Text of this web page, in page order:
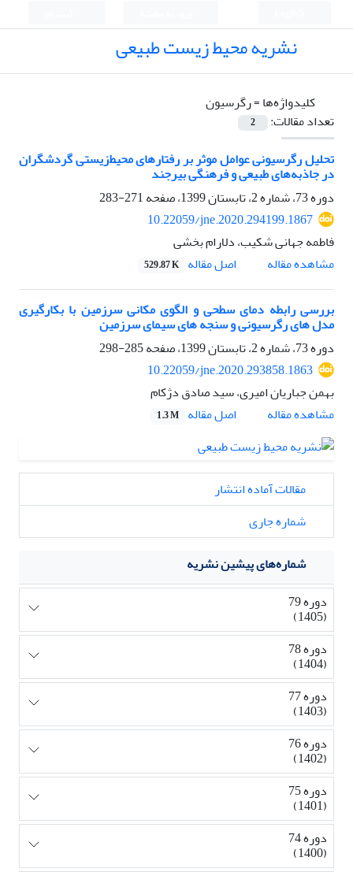
نشریه محیط زیست طبیعی
کلیدواژه‌ها =رگرسیون
تعداد مقالات:
2
تحلیل رگرسیونی عوامل موثر بر رفتارهای محیط‌زیستی گردشگران
در جاذبه‌های طبیعی و فرهنگی بیرجند
دوره 73، شماره 2، تابستان 1399، صفحه
271-283
10.22059/jne.2020.294199.1867
فاطمه جهانی شکیب، دلارام بخشی
مشاهده مقاله
اصل مقاله 529.87 K
بررسی رابطه دمای سطحی و الگوی مکانی سرزمین با بکارگیری
مدل های رگرسیونی و سنجه های سیمای سرزمین
دوره 73، شماره 2، تابستان 1399، صفحه
285-298
10.22059/jne.2020.293858.1863
بهمن جباریان امیری، سید صادق دژکام
مشاهده مقاله
اصل مقاله 1.3 M
مقالات آماده انتشار
شماره جاری
شماره‌های پیشین نشریه
دوره 79
(1405)
دوره 78
(1404)
دوره 77
(1403)
دوره 76
(1402)
دوره 75
(1401)
دوره 74
(1400)